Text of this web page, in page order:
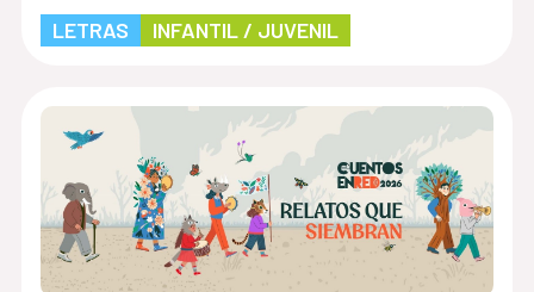
LETRAS INFANTIL / JUVENIL